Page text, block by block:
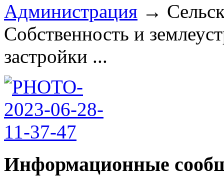
Администрация →
Собственность и
застройки ...
Информационные